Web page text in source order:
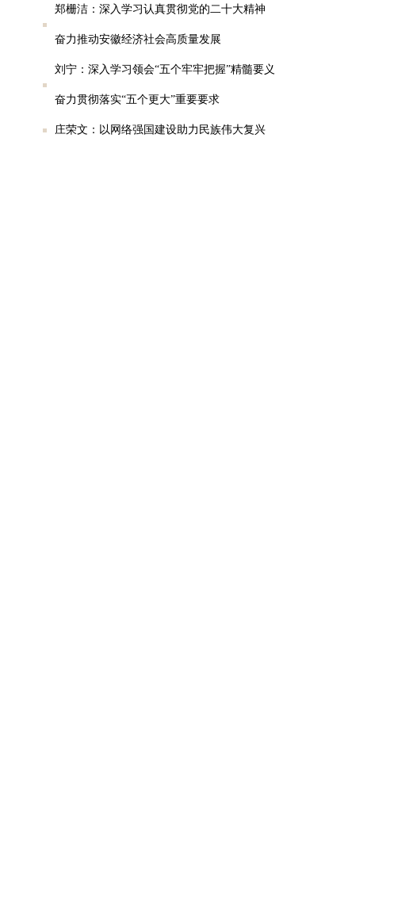
郑栅洁：深入学习认真贯彻党的二十大精神
奋力推动安徽经济社会高质量发展
刘宁：深入学习领会“五个牢牢把握”精髓要义
奋力贯彻落实“五个更大”重要要求
庄荣文：以网络强国建设助力民族伟大复兴